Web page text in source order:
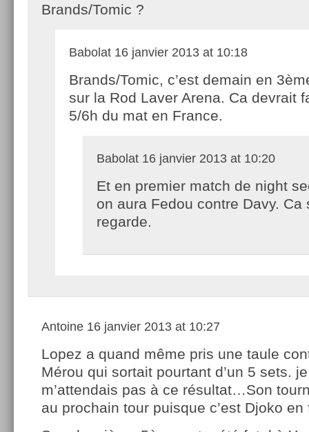
Brands/Tomic ?
Babolat 16 janvier 2013 at 10:18
Brands/Tomic, c’est demain en
sur la Rod Laver Arena. Ca devrait
5/6h du mat en France.
Babolat 16 janvier 2013 at 10:20
Et en premier match de night
on aura Fedou contre Davy. Ca
regarde.
Antoine 16 janvier 2013 at 10:27
Lopez a quand même pris une taule
Mérou qui sortait pourtant d’un 5 sets.
m’attendais pas à ce résultat…Son
au prochain tour puisque c’est Djoko en